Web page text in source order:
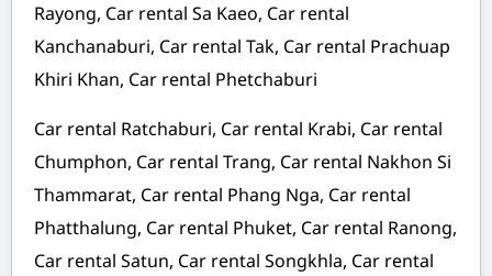
Rayong, Car rental Sa Kaeo, Car rental
Kanchanaburi, Car rental Tak, Car rental Prachuap
Khiri Khan, Car rental Phetchaburi
Car rental Ratchaburi, Car rental Krabi, Car rental
Chumphon, Car rental Trang, Car rental Nakhon Si
Thammarat, Car rental Phang Nga, Car rental
Phatthalung, Car rental Phuket, Car rental Ranong,
Car rental Satun, Car rental Songkhla, Car rental